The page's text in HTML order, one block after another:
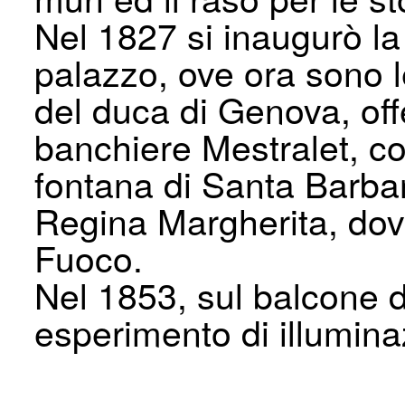
Nel 1827 si inaugurò
palazzo, ove ora sono
del duca di Genova,
banchiere Mestralet,
fontana di Santa
Regina Margherita,
Fuoco.
Nel 1853, sul balcone
esperimento di